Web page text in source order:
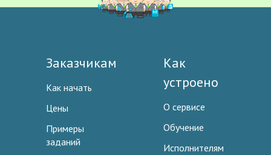
Заказчикам
Как начать
Цены
Примеры
заданий
Как
устроено
О сервисе
Обучение
Исполнителям